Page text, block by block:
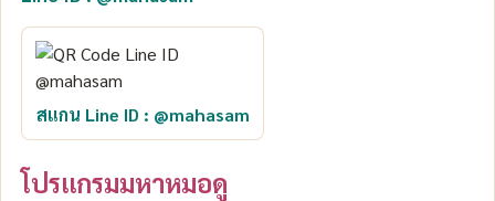
สแกน Line ID : @mahasam
โปรแกรมมหาหมอดู